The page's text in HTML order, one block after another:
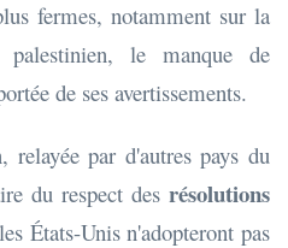
fermes, notamment sur la
palestinien, le manque de
de ses avertissements.
par d'autres pays du
du respect des résolutions
États-Unis n'adopteront pas